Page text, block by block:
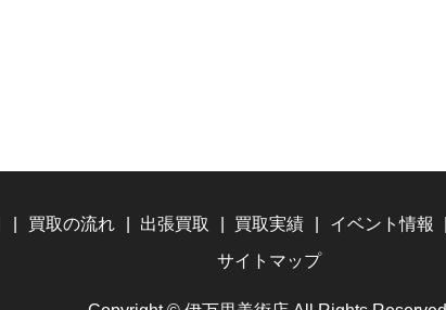
買取の流れ 出張買取 買取実績 イベント情報
サイトマップ